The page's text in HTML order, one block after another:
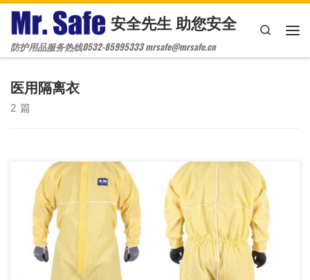
Skip to content 安全先生 助您安全
防护用品服务热线0532-85995333 mrsafe@mrsafe.cn
Search
医用隔离衣
2 篇
C6卓越款覆膜连体防护服，耐酸碱防护服，连体防护服，防疫服，
猪瘟疫防护服，一次性连体服，粉尘防护服，防疫连体服，新冠防
护服